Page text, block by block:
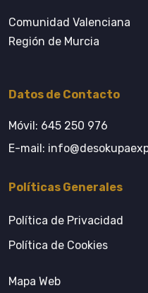
Comunidad Valenciana
Región de Murcia
Datos de Contacto
Móvil: 645 250 976
E-mail:
Políticas Generales
Política de Privacidad
Política de Cookies
Mapa Web